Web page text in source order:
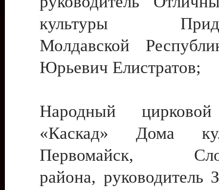
культуры
Молдавской
Юрьевич Елистратов;
Народный цирковой
«Каскад» Дома
Первомайск,
района, руководитель